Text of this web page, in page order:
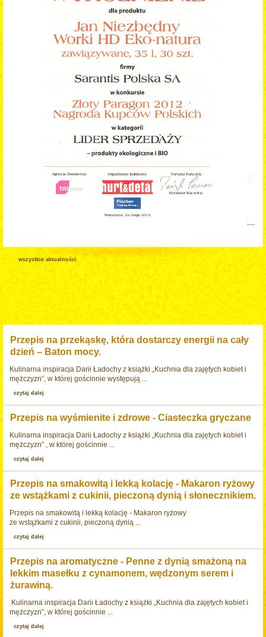
wszystkie aktualności
Przepis na przekąskę, która dostarczy energii na cały
dzień – Baton mocy.
Kulinarna inspiracja Darii Ładochy z książki „Kuchnia dla zajętych kobiet i
mężczyzn”, w której gościnnie występują ...
czytaj dalej
Przepis na wyśmienite i zdrowe - Ciasteczka gryczane
Kulinarna inspiracja Darii Ładochy z książki „Kuchnia dla zajętych kobiet i
mężczyzn” , w której gościnnie ...
czytaj dalej
Przepis na smakowitą i lekką kolację - Makaron ryżowy
ze wstążkami z cukinii, pieczoną dynią i słonecznikiem.
Przepis na smakowitą i lekką kolację - Makaron ryżowy
ze wstążkami z cukinii, pieczoną dynią ...
czytaj dalej
Przepis na aromatyczne - Penne z dynią smażoną na
lekkim masełku z cynamonem, wędzonym serem i
żurawiną.
Kulinarna inspiracja Darii Ładochy z książki „Kuchnia dla zajętych kobiet i
mężczyzn”, w której gościnnie ...
czytaj dalej